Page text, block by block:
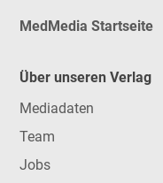
MedMedia Startseite
Über unseren Verlag
Mediadaten
Team
Jobs